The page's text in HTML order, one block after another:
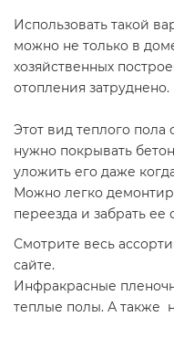
Использовать такой
можно не только в
хозяйственных
отопления затруднено.
Этот вид теплого пола
нужно покрывать
уложить его даже
Можно легко
переезда и забрать ее
Смотрите весь
сайте.
Инфракрасные
теплые полы. А также